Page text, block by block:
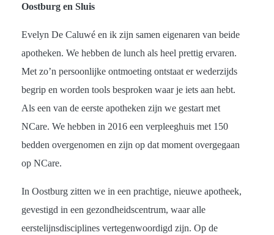
Oostburg en Sluis
Evelyn De Caluwé en ik zijn samen eigenaren van beide
apotheken. We hebben de lunch als heel prettig ervaren.
Met zo’n persoonlijke ontmoeting ontstaat er wederzijds
begrip en worden tools besproken waar je iets aan hebt.
Als een van de eerste apotheken zijn we gestart met
NCare. We hebben in 2016 een verpleeghuis met 150
bedden overgenomen en zijn op dat moment overgegaan
op NCare.
In Oostburg zitten we in een prachtige, nieuwe apotheek,
gevestigd in een gezondheidscentrum, waar alle
eerstelijnsdisciplines vertegenwoordigd zijn. Op de